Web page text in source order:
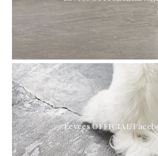
Levees OFFICIAL